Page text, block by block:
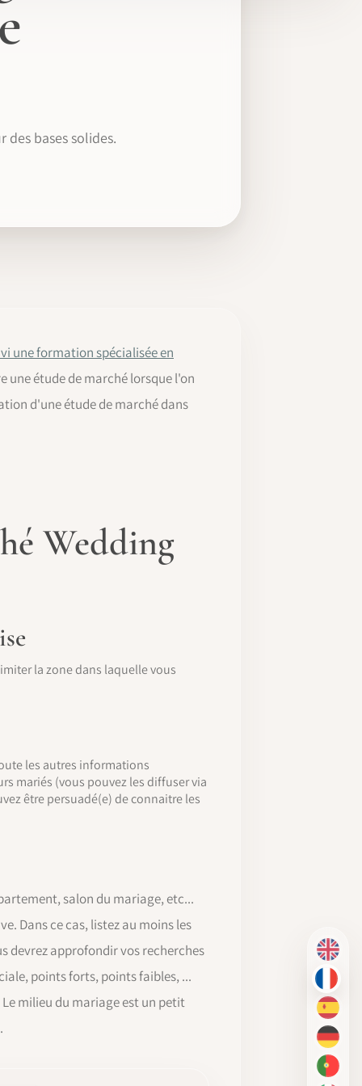
EN
FR
ES
DE
PT-BR
bases solides.
une formation spécialisée en
une étude de marché lorsque l'on
d'une étude de marché dans
Wedding
la zone dans laquelle vous
les autres informations
mariés (vous pouvez les diffuser via
être persuadé(e) de connaitre les
salon du mariage, etc...
Dans ce cas, listez au moins les
devrez approfondir vos recherches
points forts, points faibles, ...
milieu du mariage est un petit